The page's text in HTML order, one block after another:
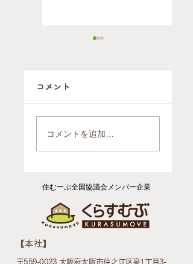
判断をされたお
引越後のお片付
コメント
コメントを追加…
住むーぶ全国協議会メンバー企業
​【本社】
〒559-0023 大阪府大阪市住之江区泉1丁目3-